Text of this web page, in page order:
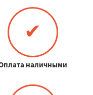
✔
наличными